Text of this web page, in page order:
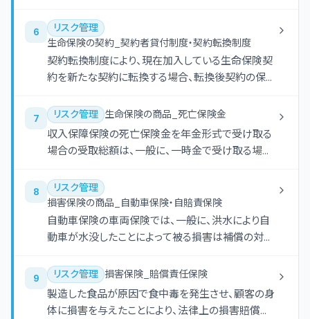
象とする教育施設である。
6
リスク管理
生命保険の契約_契約者貸付制度・契約転換制度
契約転換制度により、現在加入している生命保険契
約を新たな契約に転換する場合、転換後契約の保険
率により算出される。
7 リスク管理 生命保険の商品_死亡保険金
収入保障保険の死亡保険金を年金形式で受け取る
場合の受取総額は、一般に、一時金で受け取る場合
8
リスク管理
損害保険の商品_自動車保険・自賠責保険
自動車保険の車両保険では、一般に、洪水により自
動車が水没したことによって被る損害は補償の対象
9 リスク管理 損害保険_賠償責任保険
製造した食品が原因で食中毒を発生させ、顧客の身
体に損害を与えたことにより、法律上の損害賠償責